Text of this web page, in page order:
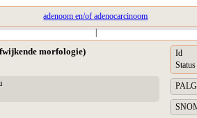
adenoom en/of adenocarcinoom
|
morfologie)
Id
Status